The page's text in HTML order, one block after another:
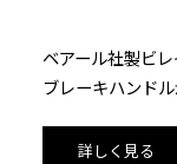
ベアール社製ビ
ブレーキハンド
レーキ機能に影
詳しく見る